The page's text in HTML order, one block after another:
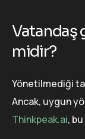
Vatandaş
midir?
Yönetilmediği
Ancak, uygun
Thinkpeak.ai,